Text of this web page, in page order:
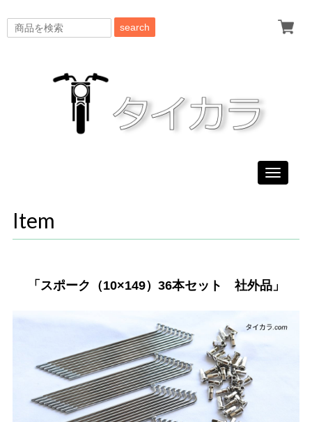
search
Toggle
Item
「スポーク（10×149）36本セット 社外品」